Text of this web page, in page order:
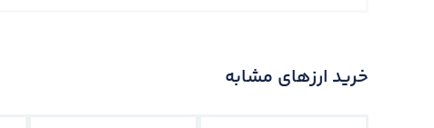
خرید ارزهای مشابه